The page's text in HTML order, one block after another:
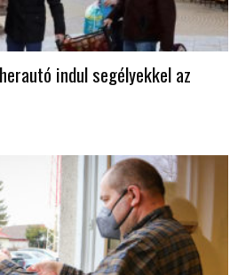
indul segélyekkel az